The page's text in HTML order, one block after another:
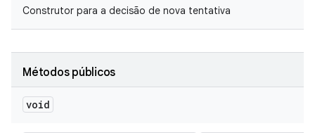
Construtor para a decisão de nova tentativa
Métodos públicos
void